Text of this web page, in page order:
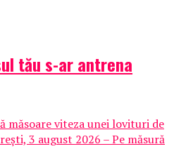
tău s-ar antrena
măsoare viteza unei lovituri de
3 august 2026 – Pe măsură